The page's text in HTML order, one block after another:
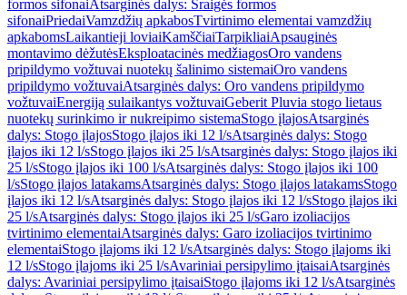
formos sifonaiAtsarginės dalys: Sraigės formos
sifonaiPriedaiVamzdžių apkabosTvirtinimo elementai vamzdžių
apkabomsLaikantieji loviaiKamščiaiTarpikliaiApsauginės
montavimo dėžutėsEksploatacinės medžiagosOro vandens
pripildymo vožtuvai nuotekų šalinimo sistemaiOro vandens
pripildymo vožtuvaiAtsarginės dalys: Oro vandens pripildymo
vožtuvaiEnergiją sulaikantys vožtuvaiGeberit Pluvia stogo lietaus
nuotekų surinkimo ir nukreipimo sistemaStogo įlajosAtsarginės
dalys: Stogo įlajosStogo įlajos iki 12 l/sAtsarginės dalys: Stogo
įlajos iki 12 l/sStogo įlajos iki 25 l/sAtsarginės dalys: Stogo įlajos iki
25 l/sStogo įlajos iki 100 l/sAtsarginės dalys: Stogo įlajos iki 100
l/sStogo įlajos latakamsAtsarginės dalys: Stogo įlajos latakamsStogo
įlajos iki 12 l/sAtsarginės dalys: Stogo įlajos iki 12 l/sStogo įlajos iki
25 l/sAtsarginės dalys: Stogo įlajos iki 25 l/sGaro izoliacijos
tvirtinimo elementaiAtsarginės dalys: Garo izoliacijos tvirtinimo
elementaiStogo įlajoms iki 12 l/sAtsarginės dalys: Stogo įlajoms iki
12 l/sStogo įlajoms iki 25 l/sAvariniai persipylimo įtaisaiAtsarginės
dalys: Avariniai persipylimo įtaisaiStogo įlajoms iki 12 l/sAtsarginės